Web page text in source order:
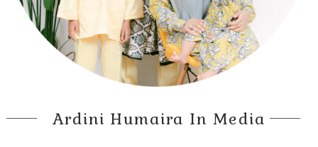
Ardini Humaira In Media